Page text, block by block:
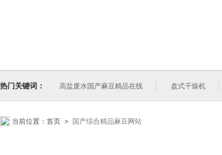
热门关键词： 高盐废水国产麻豆精品在线 盘式干燥机
当前位置： 首页 > 国产综合精品麻豆网站